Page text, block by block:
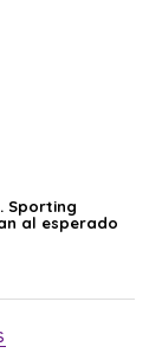
Sporting
al esperado